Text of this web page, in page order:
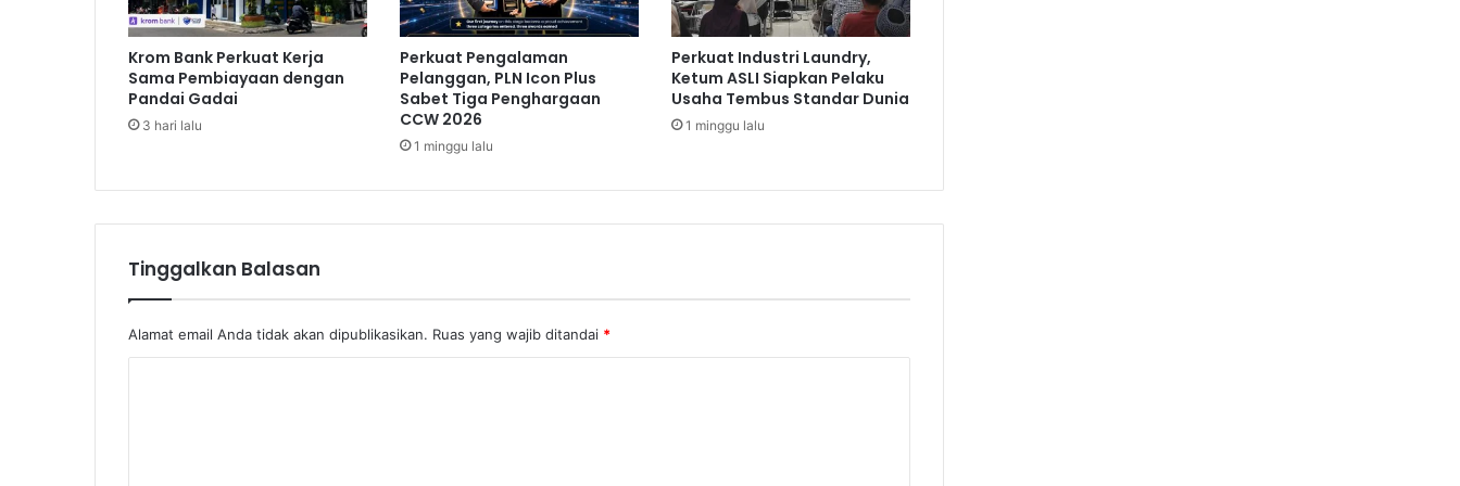
m
a
n
s
a
a
r
i
t
a
B
e
r
a
s
h
a
L
Krom Bank Perkuat Kerja
Sama Pembiayaan dengan
Pandai Gadai
3 hari lalu
Perkuat Pengalaman
Pelanggan, PLN Icon Plus
Sabet Tiga Penghargaan
CCW 2026
1 minggu lalu
Perkuat Industri Laundry,
Ketum ASLI Siapkan Pelaku
Usaha Tembus Standar Dunia
1 minggu lalu
Tinggalkan Balasan
Alamat email Anda tidak akan dipublikasikan. Ruas yang wajib ditandai *